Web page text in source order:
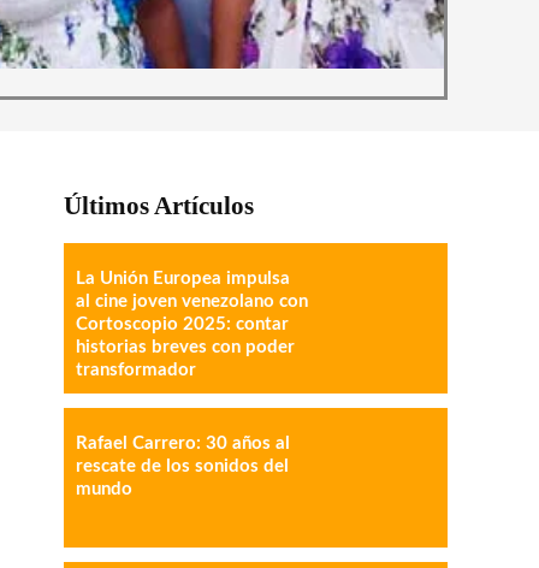
IMPRESIÓN COPY URL
Últimos Artículos
La Unión Europea impulsa
al cine joven venezolano con
Cortoscopio 2025: contar
historias breves con poder
transformador
Rafael Carrero: 30 años al
rescate de los sonidos del
mundo